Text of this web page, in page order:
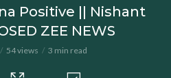
Positive || Nishant
ZEE NEWS
54 views 3 min read